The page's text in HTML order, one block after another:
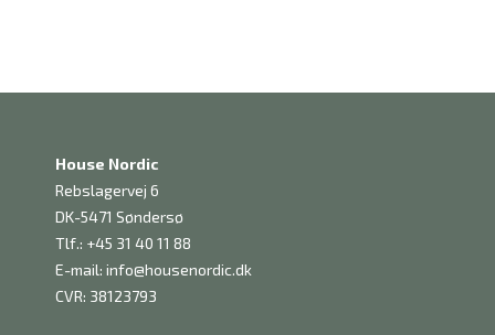
House Nordic
Rebslagervej 6
DK-5471 Søndersø
Tlf.: +45 31 40 11 88
E-mail: info@housenordic.dk
CVR: 38123793